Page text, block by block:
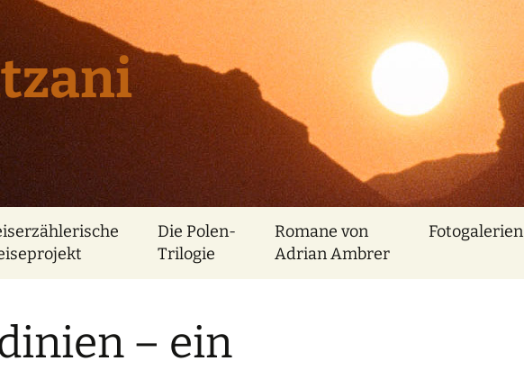
Die Polen-
Trilogie
Romane von
Adrian Ambrer
Fotogalerien
– ein